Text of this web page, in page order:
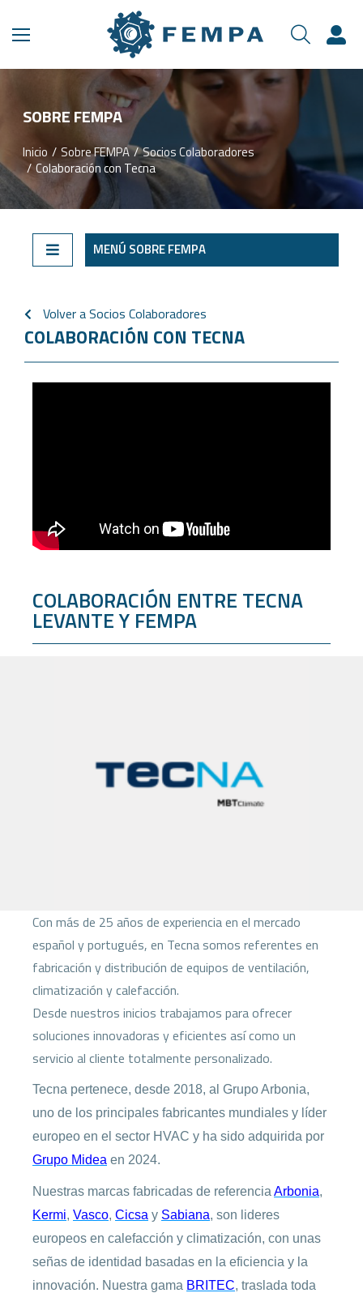
SOBRE FEMPA
Estás aquí:
Inicio Sobre FEMPA
Socios Colaboradores
Colaboración con Tecna
MENÚ SOBRE FEMPA
Volver a Socios Colaboradores
COLABORACIÓN CON TECNA
COLABORACIÓN ENTRE TECNA
LEVANTE Y FEMPA
Con más de 25 años de experiencia en el mercado
español y portugués, en Tecna somos referentes en
fabricación y distribución de equipos de ventilación,
climatización y calefacción.
Desde nuestros inicios trabajamos para ofrecer
soluciones innovadoras y eficientes así como un
servicio al cliente totalmente personalizado.
Tecna pertenece, desde 2018, al Grupo Arbonia,
uno de los principales fabricantes mundiales y líder
europeo en el sector HVAC y ha sido adquirida por
Grupo Midea en 2024.
Nuestras marcas fabricadas de referencia Arbonia,
Kermi, Vasco, Cicsa y Sabiana, son lideres
europeos en calefacción y climatización, con unas
señas de identidad basadas en la eficiencia y la
innovación. Nuestra gama BRITEC, traslada toda